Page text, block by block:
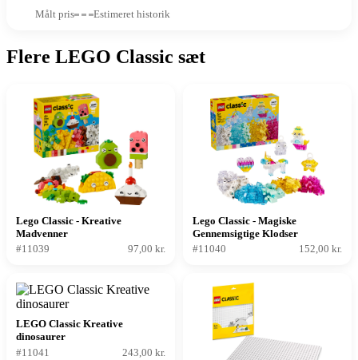
Målt pris Estimeret historik
Flere LEGO Classic sæt
Lego Classic - Kreative
Madvenner
#11039
97,00 kr.
Lego Classic - Magiske
Gennemsigtige Klodser
#11040
152,00 kr.
LEGO Classic Kreative
dinosaurer
#11041
243,00 kr.